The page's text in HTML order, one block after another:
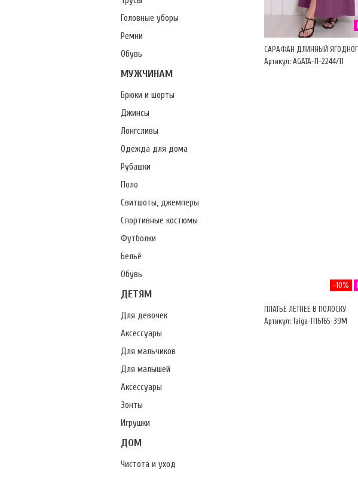
Головные уборы
Ремни
Обувь
МУЖЧИНАМ
Брюки и шорты
Джинсы
Лонгсливы
Одежда для дома
Рубашки
Поло
Свитшоты, джемперы
Спортивные костюмы
Футболки
Бельё
Обувь
ДЕТЯМ
Для девочек
Аксессуары
Для мальчиков
Для малышей
Аксессуары
Зонты
Игрушки
ДОМ
Чистота и уход
САРАФАН ДЛИННЫЙ
Артикул: AGATA-П-2244/11
-10%
ПЛАТЬЕ ЛЕТНЕЕ В ПОЛОСКУ
Артикул: Taiga-П16165-39М